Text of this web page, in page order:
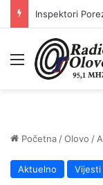
Meni
Početna /Olovo /
Aktuelno Vijesti